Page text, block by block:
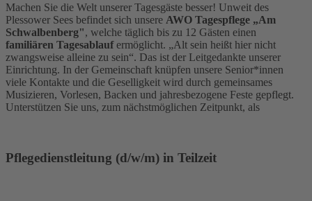
Machen Sie die Welt unserer Tagesgäste besser! Unweit des
Plessower Sees befindet sich unsere AWO Tagespflege „Am
Schwalbenberg", welche täglich bis zu 12 Gästen einen
familiären Tagesablaufermöglicht. „Alt sein heißt hier nicht
zwangsweise alleine zu sein“. Das ist der Leitgedankte unserer
Einrichtung. In der Gemeinschaft knüpfen unsere Senior*innen
viele Kontakte und die Geselligkeit wird durch gemeinsames
Musizieren, Vorlesen, Backen und jahresbezogene Feste gepflegt.
Unterstützen Sie uns, zum nächstmöglichen Zeitpunkt, als
Pflegedienstleitung (d/w/m) in Teilzeit